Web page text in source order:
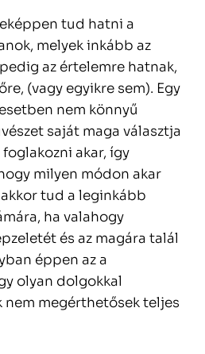
tud hatni a
melyek inkább az
az értelemre hatnak,
(vagy egyikre sem). Egy
nem könnyű
saját maga választja
akar, így
milyen módon akar
tud a leginkább
ha valahogy
és az magára talál
éppen az a
olyan dolgokkal
nem megérthetősek teljes